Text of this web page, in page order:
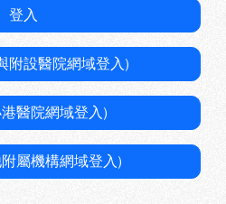
登入
附設醫院網域登入)
醫院網域登入)
屬機構網域登入)